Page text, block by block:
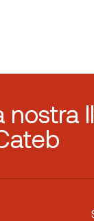
nostra